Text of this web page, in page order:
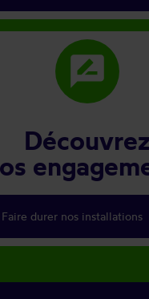
rate_review
Découvrez
Faire durer nos installations